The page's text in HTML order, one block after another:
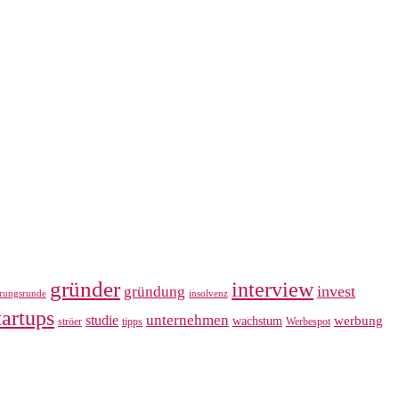
gründer gründung insolvenz interview invest
ströer studie tipps unternehmen wachstum Werbespot werbung